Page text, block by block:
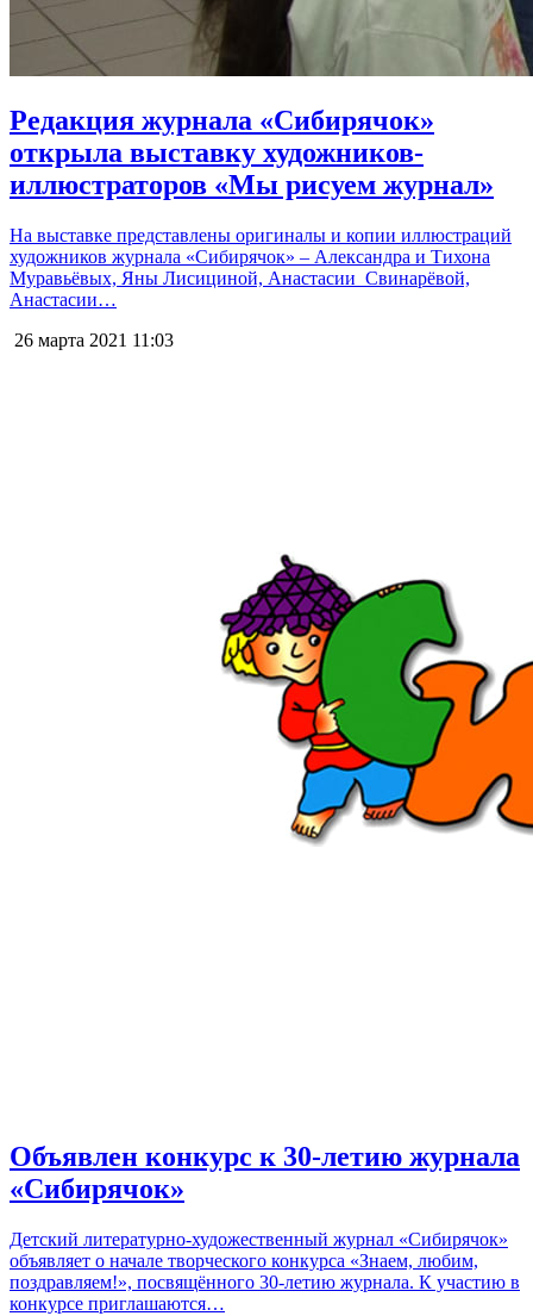
Редакция журнала «Сибирячок»
открыла выставку художников-
иллюстраторов «Мы рисуем журнал»
На выставке представлены оригиналы и копии иллюстраций
художников журнала «Сибирячок» – Александра и Тихона
Муравьёвых, Яны Лисициной, Анастасии Свинарёвой,
Анастасии…
26 марта 2021 11:03
Объявлен конкурс к 30-летию журнала
«Сибирячок»
Детский литературно-художественный журнал «Сибирячок»
объявляет о начале творческого конкурса «Знаем, любим,
поздравляем!», посвящённого 30-летию журнала. К участию в
конкурсе приглашаются…